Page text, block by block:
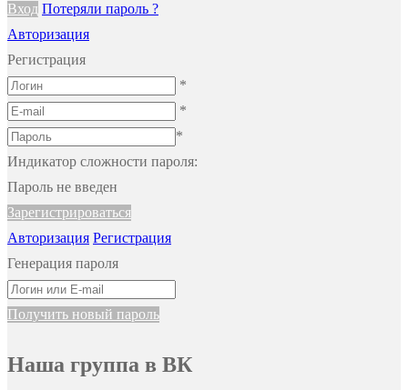
Вход Потеряли пароль ?
Авторизация
Регистрация
*
*
*
Индикатор сложности пароля:
Пароль не введен
Зарегистрироваться
Авторизация Регистрация
Генерация пароля
Получить новый пароль
Наша группа в ВК